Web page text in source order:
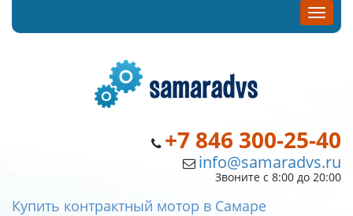
+7 846 300-25-40
info@samaradvs.ru
Звоните с 8:00 до 20:00
Купить контрактный мотор в Самаре